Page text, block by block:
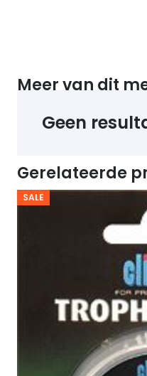
Meer van dit
Geen
Gerelateerde
SALE